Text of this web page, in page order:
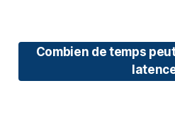
Combien de temps